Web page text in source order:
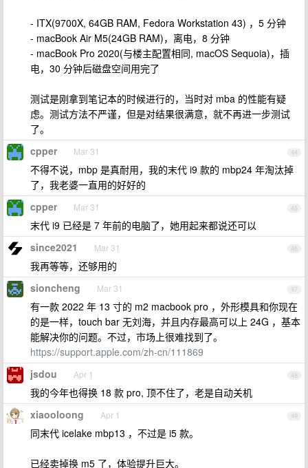
- ITX(9700X, 64GB RAM, Fedora Workstation 43) ，5 分钟
- macBook Air M5(24GB RAM)，离电，8 分钟
- macBook Pro 2020(与楼主配置相同, macOS Sequoia)，插
电，30 分钟后磁盘空间用完了
测试是刚拿到笔记本的时候进行的，当时对 mba 的性能有疑
虑。测试方法不严谨，但是对结果很满意，就不再进一步测试
了。
44
cpper Mar 31
不得不说，mbp 是真耐用，我的末代 i9 款的 mbp24 年淘汰掉
了，我老婆一直用的好好的
45
cpper Mar 31
末代 i9 已经是 7 年前的电脑了，她用起来都说还可以
46
since2021 Mar 31
我再等等，还够用的
47
sioncheng Mar 31
有一款 2022 年 13 寸的 m2 macbook pro ，外形模具和你现在
的是一样，touch bar 无刘海，并且内存最高可以上 24G ，基本
能解决你的问题。不过，市场上很难找到了。
https://support.apple.com/zh-cn/111869
48
jsdou Apr 1
我的今年也得换 18 款 pro, 顶不住了，老是自动关机
49
xiaooloong Apr 1
同末代 icelake mbp13 ，不过是 i5 款。
已经卖掉换 m5 了，体验提升巨大。